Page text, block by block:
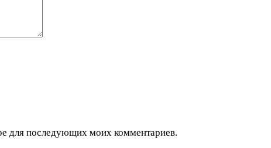
для последующих моих комментариев.